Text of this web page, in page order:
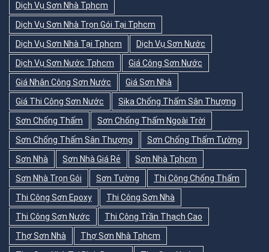
Dịch Vụ Sơn Nhà Tphcm
Dịch Vụ Sơn Nhà Trọn Gói Tại Tphcm
Dịch Vụ Sơn Nhà Tại Tphcm
Dịch Vụ Sơn Nước
Dịch Vụ Sơn Nước Tphcm
Giá Công Sơn Nước
Giá Nhân Công Sơn Nước
Giá Sơn Nhà
Giá Thi Công Sơn Nước
Sika Chống Thấm Sân Thượng
Sơn Chống Thấm
Sơn Chống Thấm Ngoài Trời
Sơn Chống Thấm Sân Thượng
Sơn Chống Thấm Tường
Sơn Nhà
Sơn Nhà Giá Rẻ
Sơn Nhà Tphcm
Sơn Nhà Trọn Gói
Sơn Tường
Thi Công Chống Thấm
Thi Công Sơn Epoxy
Thi Công Sơn Nhà
Thi Công Sơn Nước
Thi Công Trần Thạch Cao
Thợ Sơn Nhà
Thợ Sơn Nhà Tphcm